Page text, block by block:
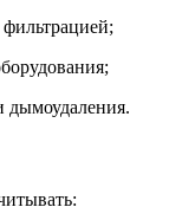
дымоудаления.